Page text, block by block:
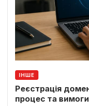
ІНШЕ
Реєстрація
процес та вимоги